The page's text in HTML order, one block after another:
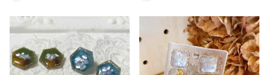
ー部 #レジン #UVレジン #ピ
アス #イヤリング #レジン
ピアス #レジンイヤリング